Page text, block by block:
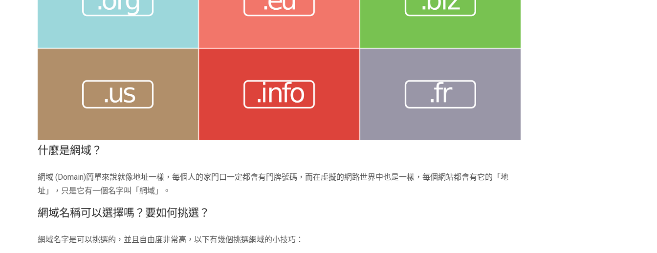
什麼是網域？
網域 (Domain)簡單來說就像地址一樣，每個人的家門口一定都會有門牌號碼，而在虛擬的網路世界中也是一樣，每個網站都會有它的「地
址」，只是它有一個名字叫「網域」。
網域名稱可以選擇嗎？要如何挑選？
網域名字是可以挑選的，並且自由度非常高，以下有幾個挑選網域的小技巧：